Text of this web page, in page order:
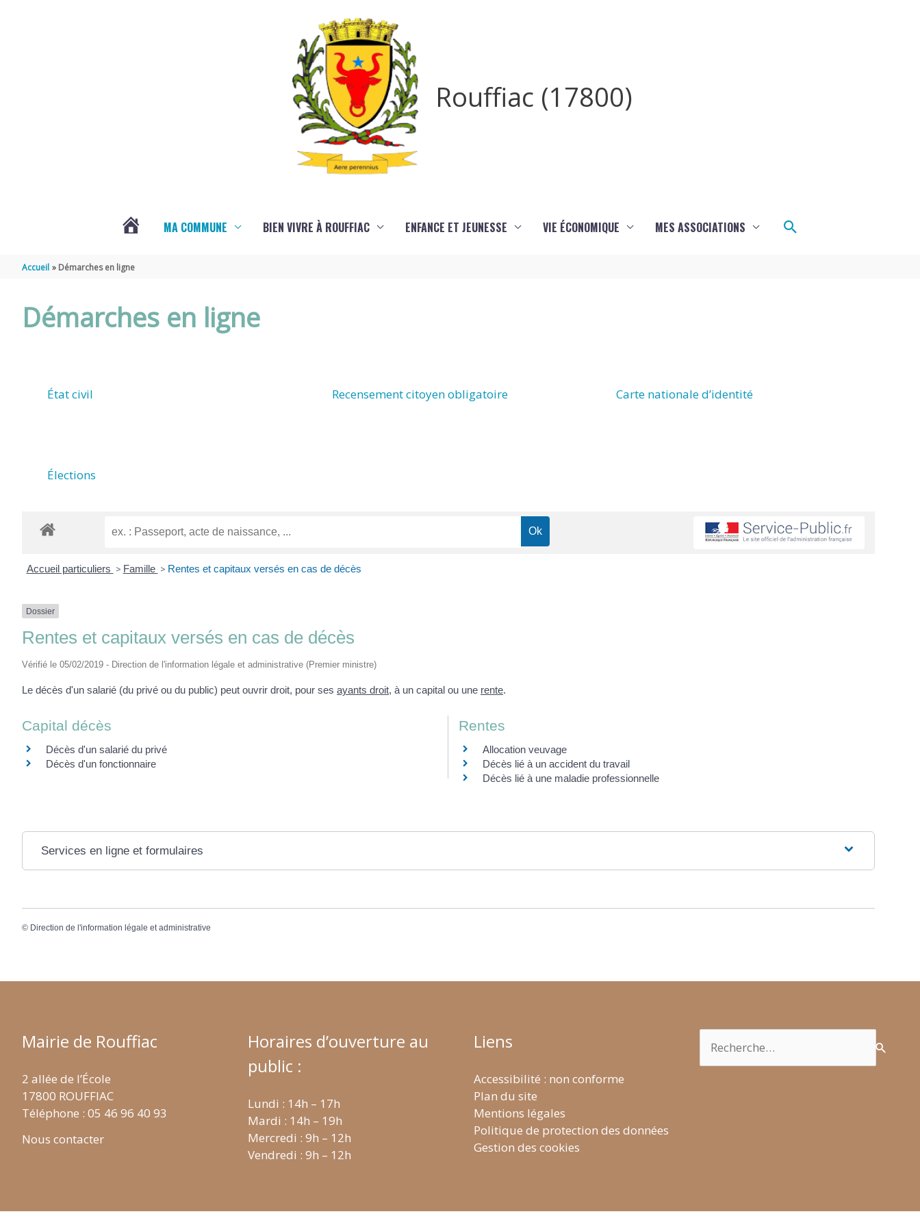
Rouffiac (17800)
MA COMMUNE BIEN VIVRE À ROUFFIAC ENFANCE ET JEUNESSE VIE ÉCONOMIQUE MES ASSOCIATIONS Rechercher
Accueil Démarches en ligne
Démarches en ligne
État civil Recensement citoyen obligatoire Carte nationale d’identité
Élections
Accueil particuliers > Famille > Rentes et capitaux versés en cas de décès
Dossier
Rentes et capitaux versés en cas de décès
Vérifié le 05/02/2019 - Direction de l'information légale et administrative (Premier ministre)
Le décès d'un salarié (du privé ou du public) peut ouvrir droit, pour ses ayants droit, à un capital ou une rente.
Capital décès
Décès d'un salarié du privé
Décès d'un fonctionnaire
Rentes
Allocation veuvage
Décès lié à un accident du travail
Décès lié à une maladie professionnelle
Services en ligne et formulaires
© Direction de l'information légale et administrative
Mairie de Rouffiac
2 allée de l’École
17800 ROUFFIAC
Téléphone : 05 46 96 40 93
Nous contacter
Horaires d’ouverture au
public :
Lundi : 14h – 17h
Mardi : 14h – 19h
Mercredi : 9h – 12h
Vendredi : 9h – 12h
Liens
Accessibilité : non conforme
Plan du site
Mentions légales
Politique de protection des données
Gestion des cookies